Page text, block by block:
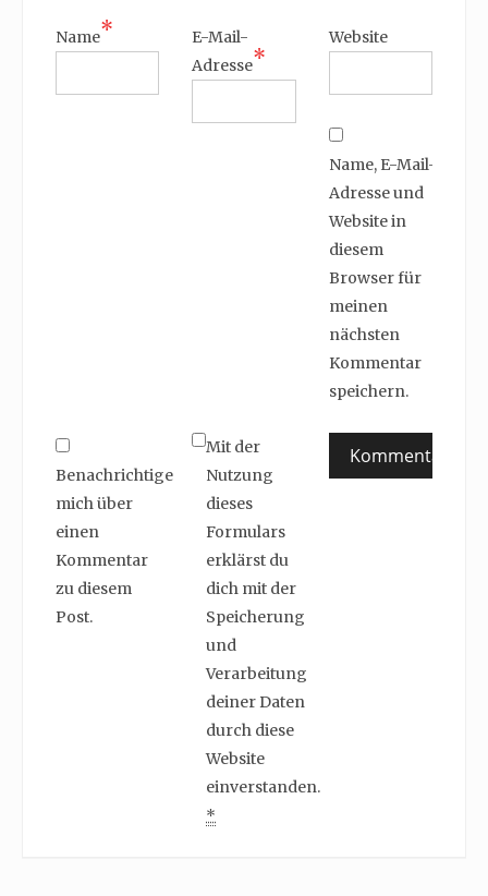
Name*
E-Mail-
Adresse*
Website
Name, E-Mail-
Adresse und
Website in
diesem
Browser für
meinen
nächsten
Kommentar
speichern.
Benachrichtige
mich über
einen
Kommentar
zu diesem
Post.
Mit der
Nutzung
dieses
Formulars
erklärst du
dich mit der
Speicherung
und
Verarbeitung
deiner Daten
durch diese
Website
einverstanden.
*